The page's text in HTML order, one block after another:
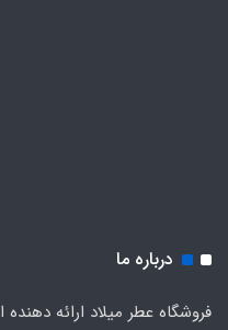
درباره ما
فروشگاه عطر میلاد ارائه